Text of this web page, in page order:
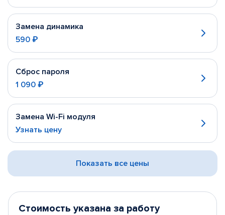
Замена динамика
590 ₽
Сброс пароля
1 090 ₽
Замена Wi-Fi модуля
Узнать цену
Показать все цены
Стоимость указана за работу